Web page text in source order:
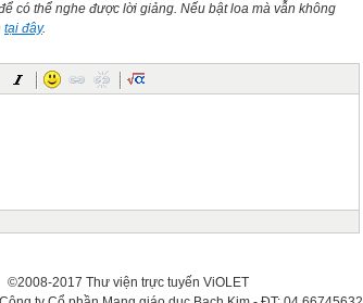
có thể nghe được lời giảng. Nếu bật loa mà vẫn không
tại đây.
©2008-2017 Thư viện trực tuyến ViOLET